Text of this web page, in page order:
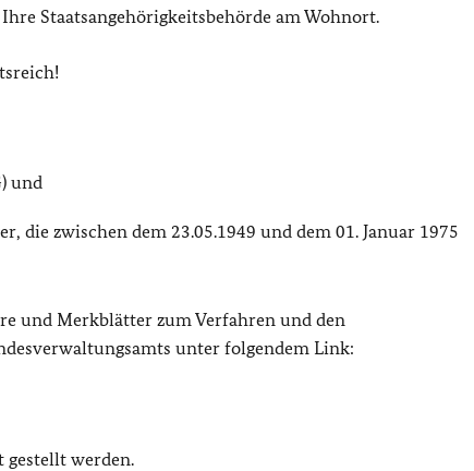
Staatsangehörigkeitsbehörde am Wohnort.
und
die zwischen dem 23.05.1949 und dem 01. Januar 1975
und Merkblätter zum Verfahren und den
unter folgendem Link:
gestellt werden.